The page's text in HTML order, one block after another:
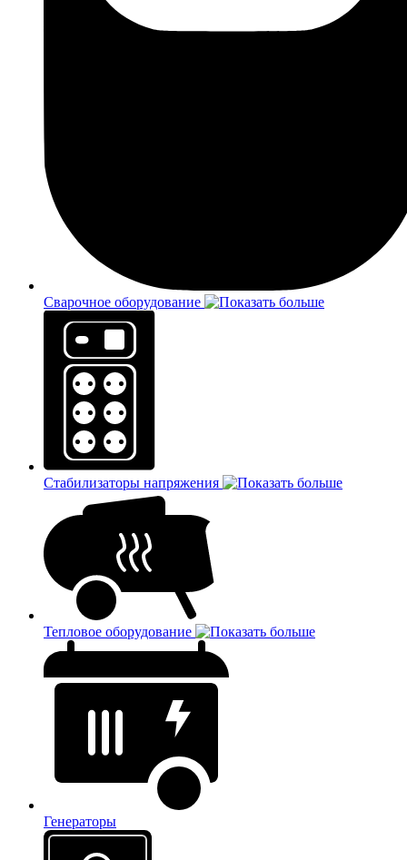
Сварочное оборудование
Стабилизаторы напряжения
Тепловое оборудование
Генераторы